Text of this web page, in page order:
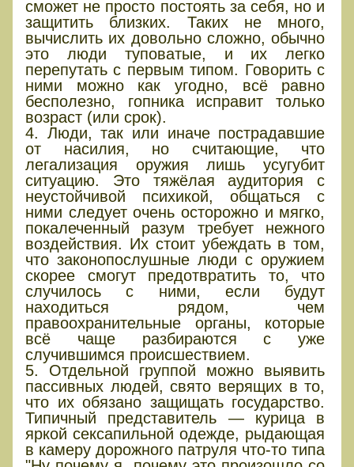
сможет не просто постоять за себя, но и
защитить близких. Таких не много,
вычислить их довольно сложно, обычно
это люди туповатые, и их легко
перепутать с первым типом. Говорить с
ними можно как угодно, всё равно
бесполезно, гопника исправит только
возраст (или срок).
4. Люди, так или иначе пострадавшие
от насилия, но считающие, что
легализация оружия лишь усугубит
ситуацию. Это тяжёлая аудитория с
неустойчивой психикой, общаться с
ними следует очень осторожно и мягко,
покалеченный разум требует нежного
воздействия. Их стоит убеждать в том,
что законопослушные люди с оружием
скорее смогут предотвратить то, что
случилось с ними, если будут
находиться рядом, чем
правоохранительные органы, которые
всё чаще разбираются с уже
случившимся происшествием.
5. Отдельной группой можно выявить
пассивных людей, свято верящих в то,
что их обязано защищать государство.
Типичный представитель — курица в
яркой сексапильной одежде, рыдающая
в камеру дорожного патруля что-то типа